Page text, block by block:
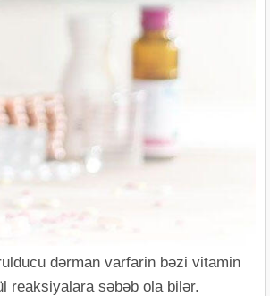
dərman varfarin bəzi vitamin
reaksiyalara səbəb ola bilər.